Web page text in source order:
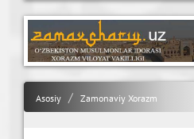
Asosiy Zamonaviy Xorazm